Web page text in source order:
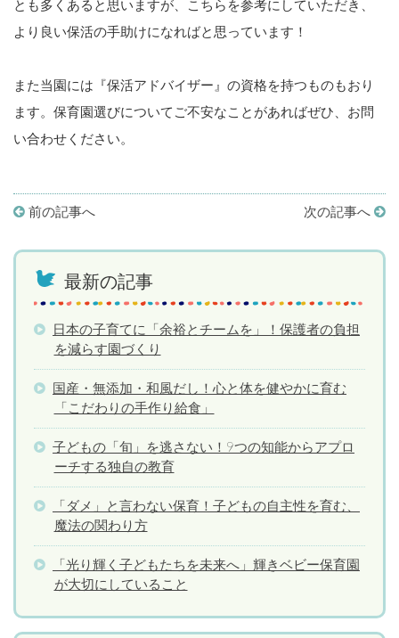
とも多くあると思いますが、こちらを参考にしていただき、
より良い保活の手助けになればと思っています！
また当園には『保活アドバイザー』の資格を持つものもおり
ます。保育園選びについてご不安なことがあればぜひ、お問
い合わせください。
前の記事へ 次の記事へ
最新の記事
日本の子育てに「余裕とチームを」！保護者の負担
を減らす園づくり
国産・無添加・和風だし！心と体を健やかに育む
「こだわりの手作り給食」
子どもの「旬」を逃さない！9つの知能からアプロ
ーチする独自の教育
「ダメ」と言わない保育！子どもの自主性を育む、
魔法の関わり方
「光り輝く子どもたちを未来へ」輝きベビー保育園
が大切にしていること